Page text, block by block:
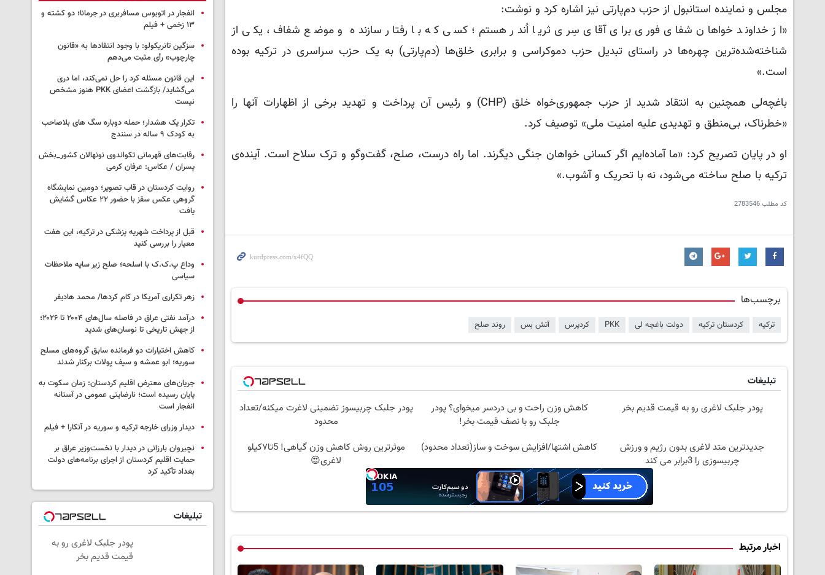
مجلس و نماینده استانبول از حزب دم‌پارتی نیز اشاره کرد و نوشت:
«از خداوند خواهان شفای فوری برای آقای سِری ثریا اُندر هستم؛ کسی که با رفتار سازنده و موضع شفاف، یکی از
شناخته‌شده‌ترین چهره‌ها در راستای تبدیل حزب دموکراسی و برابری خلق‌ها (دم‌پارتی) به یک حزب سراسری در ترکیه بوده
است.»
باغچه‌لی همچنین به انتقاد شدید از حزب جمهوری‌خواه خلق (CHP) و رئیس آن پرداخت و تهدید برخی از اظهارات آنها را
«خطرناک، بی‌منطق و تهدیدی علیه امنیت ملی» توصیف کرد.
او در پایان تصریح کرد: «ما آماده‌ایم اگر کسانی خواهان جنگی دیگرند. اما راه درست، صلح، گفت‌وگو و ترک سلاح است. آینده‌ی
ترکیه با صلح ساخته می‌شود، نه با تحریک و آشوب.»
کد مطلب2783546
برچسب‌ها
ترکیه کردستان ترکیه دولت باغچه لی PKK کردپرس آتش بس روند صلح
تبلیغات
پودر جلبک لاغری رو به قیمت قدیم بخر
کاهش وزن راحت و بی دردسر میخوای؟ پودر
جلبک رو با نصف قیمت بخر!
پودر جلبک چربیسوز تضمینی لاغرت میکنه/تعداد
محدود
جدیدترین متد لاغری بدون رژیم و ورزش
چربیسوزی را 3برابر می کند
کاهش اشتها/افزایش سوخت و ساز(تعداد محدود)
موثرترین روش کاهش وزن گیاهی! 5تا۷کیلو
لاغری😍
اخبار مرتبط
انفجار در اتوبوس مسافربری در جرمانا؛ دو کشته و
۱۳ زخمی + فیلم
سزگین تانریکولو: با وجود انتقادها به «قانون
چارچوب» رأی مثبت می‌دهم
این قانون مسئله کرد را حل نمی‌کند، اما دری
می‌گشاید/ بازگشت اعضای PKK هنوز مشخص
نیست
تکرار یک هشدار؛ حمله دوباره سگ های بلاصاحب
به کودک ۹ ساله در سنندج
رقابت‌های قهرمانی تکواندوی نونهالان کشور_بخش
پسران / عکاس: عرفان کرمی
روایت کردستان در قاب تصویر؛ دومین نمایشگاه
گروهی عکس سقز با حضور ۲۲ عکاس گشایش
یافت
قبل از پرداخت شهریه پزشکی در ترکیه، این هفت
معیار را بررسی کنید
وداع پ.ک.ک با اسلحه؛ صلح زیر سایه ملاحظات
سیاسی
زهر تکراری آمریکا در کام کردها/ محمد هادیفر
درآمد نفتی عراق در فاصله سال‌های ۲۰۰۴ تا ۲۰۲۶؛
از جهش تاریخی تا نوسان‌های شدید
کاهش اختیارات دو فرمانده سابق گروه‌های مسلح
سوریه؛ ابو عمشه و سیف پولات برکنار شدند
جریان‌های معترض اقلیم کردستان: زمان سکوت به
پایان رسیده است؛ نارضایتی عمومی در آستانه
انفجار است
دیدار وزرای خارجه ترکیه و سوریه در آنکارا + فیلم
نچیروان بارزانی در دیدار با نخست‌وزیر عراق بر
حمایت اقلیم کردستان از اجرای برنامه‌های دولت
بغداد تأکید کرد
تبلیغات
پودر جلبک لاغری رو به
قیمت قدیم بخر